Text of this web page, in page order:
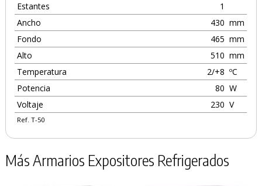
Estantes
1
Ancho
430 mm
Fondo
465 mm
Alto
510 mm
Temperatura
2/+8 ºC
Potencia
80 W
Voltaje
230 V
Ref. T-50
Más Armarios Expositores Refrigerados